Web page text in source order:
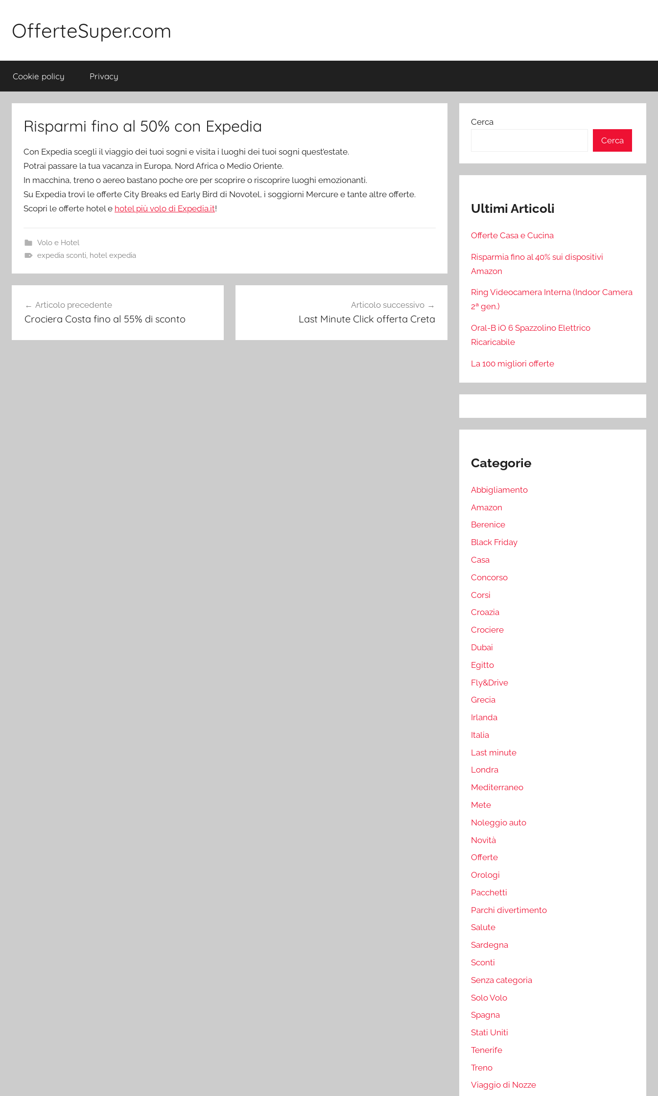
contenuto
OfferteSuper.com
Cookie policy Privacy
Risparmi fino al 50% con Expedia
Con Expedia scegli il viaggio dei tuoi sogni e visita i luoghi dei tuoi sogni quest’estate.
Potrai passare la tua vacanza in Europa, Nord Africa o Medio Oriente.
In macchina, treno o aereo bastano poche ore per scoprire o riscoprire luoghi emozionanti.
Su Expedia trovi le offerte City Breaks ed Early Bird di Novotel, i soggiorni Mercure e tante altre offerte.
Scopri le offerte hotel e hotel più volo di Expedia.it!
Volo e Hotel
expedia sconti, hotel expedia
articoli
Articolo precedente
Crociera Costa fino al 55% di sconto
Articolo successivo
Last Minute Click offerta Creta
Cerca
Cerca
Ultimi Articoli
Offerte Casa e Cucina
Risparmia fino al 40% sui dispositivi
Amazon
Ring Videocamera Interna (Indoor Camera
2ª gen.)
Oral-B iO 6 Spazzolino Elettrico
Ricaricabile
La 100 migliori offerte
Categorie
Abbigliamento
Amazon
Berenice
Black Friday
Casa
Concorso
Corsi
Croazia
Crociere
Dubai
Egitto
Fly&Drive
Grecia
Irlanda
Italia
Last minute
Londra
Mediterraneo
Mete
Noleggio auto
Novità
Offerte
Orologi
Pacchetti
Parchi divertimento
Salute
Sardegna
Sconti
Senza categoria
Solo Volo
Spagna
Stati Uniti
Tenerife
Treno
Viaggio di Nozze